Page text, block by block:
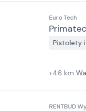
Euro Tech
Pistolety
+46 km
RENTBUD